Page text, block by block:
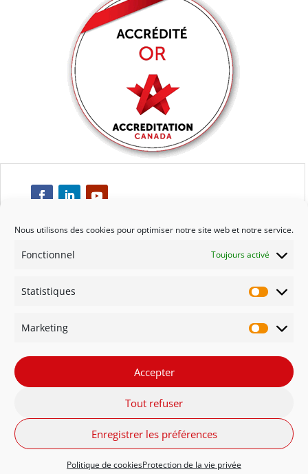
Nous utilisons des cookies pour optimiser notre site web et notre service.
Fonctionnel Toujours activé
Statistiques
Marketing
Accepter
Tout refuser
Enregistrer les préférences
Politique de cookiesProtection de la vie privée
Respect
Engagement
Qualité
FR - Belgique NL - België English